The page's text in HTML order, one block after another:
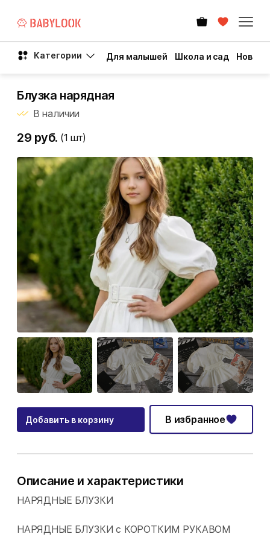
Категории Для малышей Школа и сад Новый
Блузка нарядная
В наличии
29 руб. (1 шт)
Добавить в корзину В избранное
Описание и характеристики
НАРЯДНЫЕ БЛУЗКИ
НАРЯДНЫЕ БЛУЗКИ с КОРОТКИМ РУКАВОМ